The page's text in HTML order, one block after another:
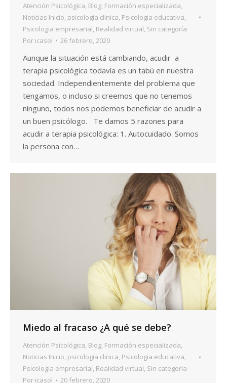
Atención Psicológica, Blog, Formación especializada,
Noticias Inicio, psicologia clinica, Psicologia educativa,
Psicologia empresarial, Realidad virtual, Sin categoría
Por icasol 26 febrero, 2020
Aunque la situación está cambiando, acudir a
terapia psicológica todavía es un tabú en nuestra
sociedad. Independientemente del problema que
tengamos, o incluso si creemos que no tenemos
ninguno, todos nos podemos beneficiar de acudir a
un buen psicólogo. Te damos 5 razones para
acudir a terapia psicológica: 1. Autocuidado. Somos
la persona con…
Miedo al fracaso ¿A qué se debe?
Atención Psicológica, Blog, Formación especializada,
Noticias Inicio, psicologia clinica, Psicologia educativa,
Psicologia empresarial, Realidad virtual, Sin categoría
Por icasol 20 febrero, 2020